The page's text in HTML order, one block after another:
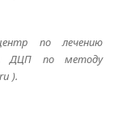
по лечению
и ДЦП по методу
).